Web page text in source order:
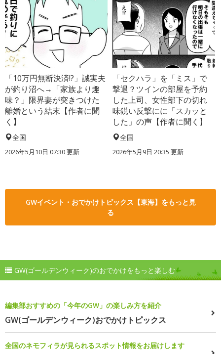
「10万円無断決済!?」誠実夫
が釣り沼へ→「家族より趣
味？」限界妻が突きつけた
離婚という結末【作者に聞
く】
全国
2026年5月10日 07:30 更新
「セクハラ」を「ミス」で
撃退？ツインの部屋を予約
した上司、女性部下の切れ
味鋭い反撃にに「スカッと
した」の声【作者に聞く】
全国
2026年5月9日 20:35 更新
GWイベント・おでかけトピックス【東海】をもっと見
る
GW(ゴールデンウィーク)のおでかけをもっと楽しむ
編集部おすすめの「今年のGW」の楽しみ方を紹介
GW(ゴールデンウィーク)おでかけトピックス
全国のネモフィラが見られるスポット情報をお届けします